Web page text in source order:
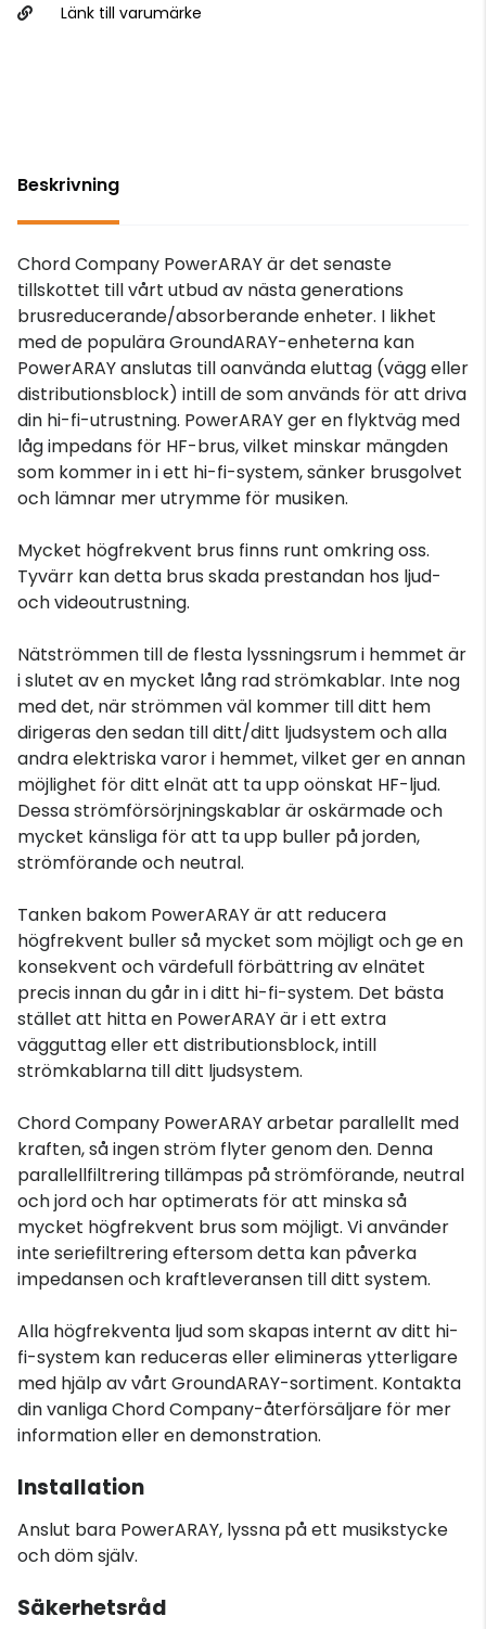
Länk till varumärke
Beskrivning
Chord Company PowerARAY är det senaste
tillskottet till vårt utbud av nästa generations
brusreducerande/absorberande enheter. I likhet
med de populära GroundARAY-enheterna kan
PowerARAY anslutas till oanvända eluttag (vägg eller
distributionsblock) intill de som används för att driva
din hi-fi-utrustning. PowerARAY ger en flyktväg med
låg impedans för HF-brus, vilket minskar mängden
som kommer in i ett hi-fi-system, sänker brusgolvet
och lämnar mer utrymme för musiken.
Mycket högfrekvent brus finns runt omkring oss.
Tyvärr kan detta brus skada prestandan hos ljud-
och videoutrustning.
Nätströmmen till de flesta lyssningsrum i hemmet är
i slutet av en mycket lång rad strömkablar. Inte nog
med det, när strömmen väl kommer till ditt hem
dirigeras den sedan till ditt/ditt ljudsystem och alla
andra elektriska varor i hemmet, vilket ger en annan
möjlighet för ditt elnät att ta upp oönskat HF-ljud.
Dessa strömförsörjningskablar är oskärmade och
mycket känsliga för att ta upp buller på jorden,
strömförande och neutral.
Tanken bakom PowerARAY är att reducera
högfrekvent buller så mycket som möjligt och ge en
konsekvent och värdefull förbättring av elnätet
precis innan du går in i ditt hi-fi-system. Det bästa
stället att hitta en PowerARAY är i ett extra
vägguttag eller ett distributionsblock, intill
strömkablarna till ditt ljudsystem.
Chord Company PowerARAY arbetar parallellt med
kraften, så ingen ström flyter genom den. Denna
parallellfiltrering tillämpas på strömförande, neutral
och jord och har optimerats för att minska så
mycket högfrekvent brus som möjligt. Vi använder
inte seriefiltrering eftersom detta kan påverka
impedansen och kraftleveransen till ditt system.
Alla högfrekventa ljud som skapas internt av ditt hi-
fi-system kan reduceras eller elimineras ytterligare
med hjälp av vårt GroundARAY-sortiment. Kontakta
din vanliga Chord Company-återförsäljare för mer
information eller en demonstration.
Installation
Anslut bara PowerARAY, lyssna på ett musikstycke
och döm själv.
Säkerhetsråd